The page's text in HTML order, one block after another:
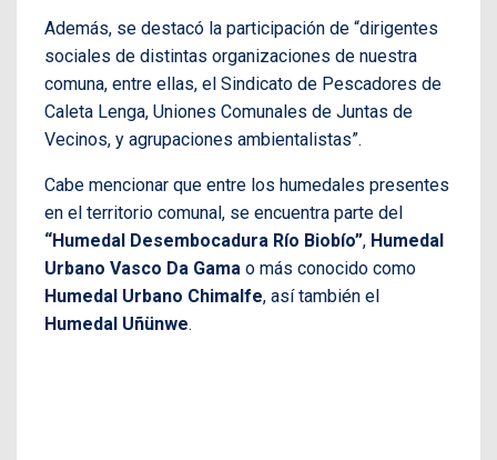
Además, se destacó la participación de “dirigentes
sociales de distintas organizaciones de nuestra
comuna, entre ellas, el Sindicato de Pescadores de
Caleta Lenga, Uniones Comunales de Juntas de
Vecinos, y agrupaciones ambientalistas”.
Cabe mencionar que entre los humedales presentes
en el territorio comunal, se encuentra parte del
“Humedal Desembocadura Río Biobío”, Humedal
Urbano Vasco Da Gama o más conocido como
Humedal Urbano Chimalfe, así también el
Humedal Uñünwe.